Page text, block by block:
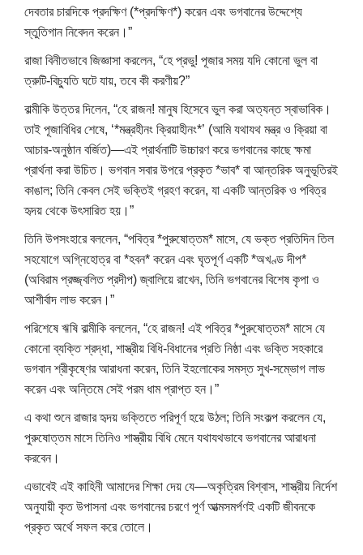
দেবতার চারদিকে প্রদক্ষিণ (*প্রদক্ষিণ*) করেন এবং ভগবানের উদ্দেশ্যে
স্তুতিগান নিবেদন করেন।”
রাজা বিনীতভাবে জিজ্ঞাসা করলেন, “হে প্রভু! পূজার সময় যদি কোনো ভুল বা
ত্রুটি-বিচ্যুতি ঘটে যায়, তবে কী করণীয়?”
বাল্মীকি উত্তর দিলেন, “হে রাজন! মানুষ হিসেবে ভুল করা অত্যন্ত স্বাভাবিক।
তাই পূজাবিধির শেষে, ‘*মন্ত্রহীনং ক্রিয়াহীনং*’ (আমি যথাযথ মন্ত্র ও ক্রিয়া বা
আচার-অনুষ্ঠান বর্জিত)—এই প্রার্থনাটি উচ্চারণ করে ভগবানের কাছে ক্ষমা
প্রার্থনা করা উচিত। ভগবান সবার উপরে প্রকৃত *ভাব* বা আন্তরিক অনুভূতিরই
কাঙাল; তিনি কেবল সেই ভক্তিই গ্রহণ করেন, যা একটি আন্তরিক ও পবিত্র
হৃদয় থেকে উৎসারিত হয়।”
তিনি উপসংহারে বললেন, “পবিত্র *পুরুষোত্তম* মাসে, যে ভক্ত প্রতিদিন তিল
সহযোগে অগ্নিহোত্র বা *হবন* করেন এবং ঘৃতপূর্ণ একটি *অখণ্ড দীপ*
(অবিরাম প্রজ্জ্বলিত প্রদীপ) জ্বালিয়ে রাখেন, তিনি ভগবানের বিশেষ কৃপা ও
আশীর্বাদ লাভ করেন।”
পরিশেষে ঋষি বাল্মীকি বললেন, “হে রাজন! এই পবিত্র *পুরুষোত্তম* মাসে যে
কোনো ব্যক্তি শ্রদ্ধা, শাস্ত্রীয় বিধি-বিধানের প্রতি নিষ্ঠা এবং ভক্তি সহকারে
ভগবান শ্রীকৃষ্ণের আরাধনা করেন, তিনি ইহলোকের সমস্ত সুখ-সম্ভোগ লাভ
করেন এবং অন্তিমে সেই পরম ধাম প্রাপ্ত হন।”
এ কথা শুনে রাজার হৃদয় ভক্তিতে পরিপূর্ণ হয়ে উঠল; তিনি সংকল্প করলেন যে,
পুরুষোত্তম মাসে তিনিও শাস্ত্রীয় বিধি মেনে যথাযথভাবে ভগবানের আরাধনা
করবেন।
এভাবেই এই কাহিনী আমাদের শিক্ষা দেয় যে—অকৃত্রিম বিশ্বাস, শাস্ত্রীয় নির্দেশ
অনুযায়ী কৃত উপাসনা এবং ভগবানের চরণে পূর্ণ আত্মসমর্পণই একটি জীবনকে
প্রকৃত অর্থে সফল করে তোলে।